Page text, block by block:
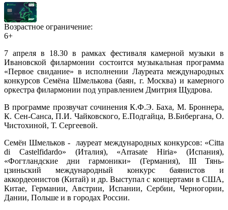
Возрастное ограничение:
6+
7 апреля в 18.30 в рамках фестиваля камерной музыки в
Ивановской филармонии состоится музыкальная программа
«Первое свидание» в исполнении Лауреата международных
конкурсов Семёна Шмелькова (баян, г. Москва) и камерного
оркестра филармонии под управлением Дмитрия Щудрова.
В программе прозвучат сочинения К.Ф.Э. Баха, М. Броннера,
К. Сен-Санса, П.И. Чайковского, Е.Подгайца, В.Бибергана, О.
Чистохиной, Т. Сергеевой.
Семён Шмельков - лауреат международных конкурсов: «Citta
di Castelfidardo» (Италия), «Arrasate Hiria» (Испания),
«Фогтландские дни гармоники» (Германия), III Тянь-
цзиньский международный конкурс баянистов и
аккордеонистов (Китай) и др. Выступал с концертами в США,
Китае, Германии, Австрии, Испании, Сербии, Черногории,
Дании, Польше и в городах России.